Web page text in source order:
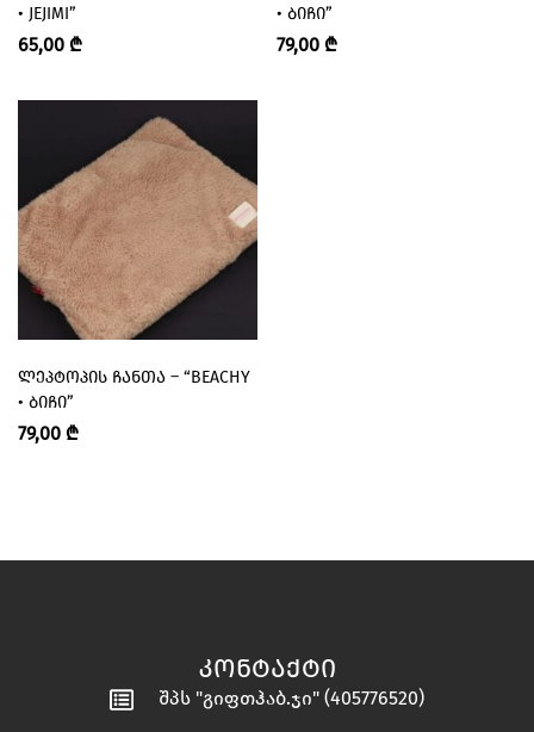
• JEJIMI”
65,00 ₾
• ᲑᲘᲩᲘ”
79,00 ₾
ᲚᲔᲞᲢᲝᲞᲘᲡ ᲩᲐᲜᲗᲐ – “BEACHY
• ᲑᲘᲩᲘ”
79,00 ₾
ᲙᲝᲜᲢᲐᲥᲢᲘ
შპს "გიფთჰაბ.ჯი" (405776520)